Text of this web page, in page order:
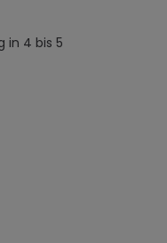
in 4 bis 5